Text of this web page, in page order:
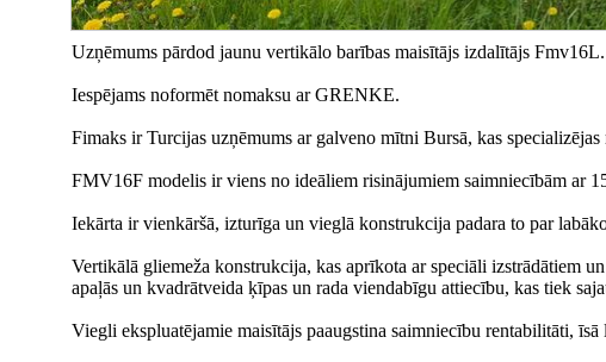
Uzņēmums pārdod jaunu vertikālo barības maisītājs izdalītājs Fmv16L.
Iespējams noformēt nomaksu ar GRENKE.
Fimaks ir Turcijas uzņēmums ar galveno mītni Bursā, kas
FMV16F modelis ir viens no ideāliem risinājumiem saimniecībām ar
Iekārta ir vienkāršā, izturīga un vieglā konstrukcija padara to par
Vertikālā gliemeža konstrukcija, kas aprīkota ar speciāli izstrādātiem
apaļās un kvadrātveida ķīpas un rada viendabīgu attiecību, kas tiek
Viegli ekspluatējamie maisītājs paaugstina saimniecību rentabilitāti,